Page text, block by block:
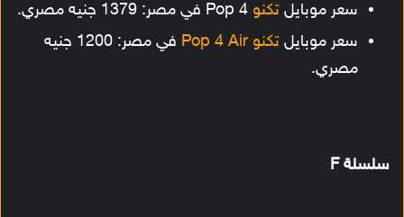
سعر موبايل تكنو
سعر موبايل تكنو Pop 4 Air
في مصر: 1200 جنيه
مصري.
سلسلة F